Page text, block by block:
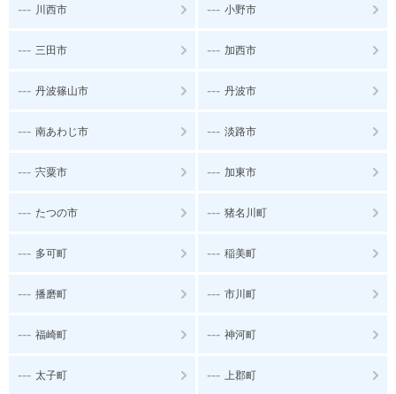
--- 川西市 --- 小野市
--- 三田市 --- 加西市
--- 丹波篠山市 --- 丹波市
--- 南あわじ市 --- 淡路市
--- 宍粟市 --- 加東市
--- たつの市 --- 猪名川町
--- 多可町 --- 稲美町
--- 播磨町 --- 市川町
--- 福崎町 --- 神河町
--- 太子町 --- 上郡町